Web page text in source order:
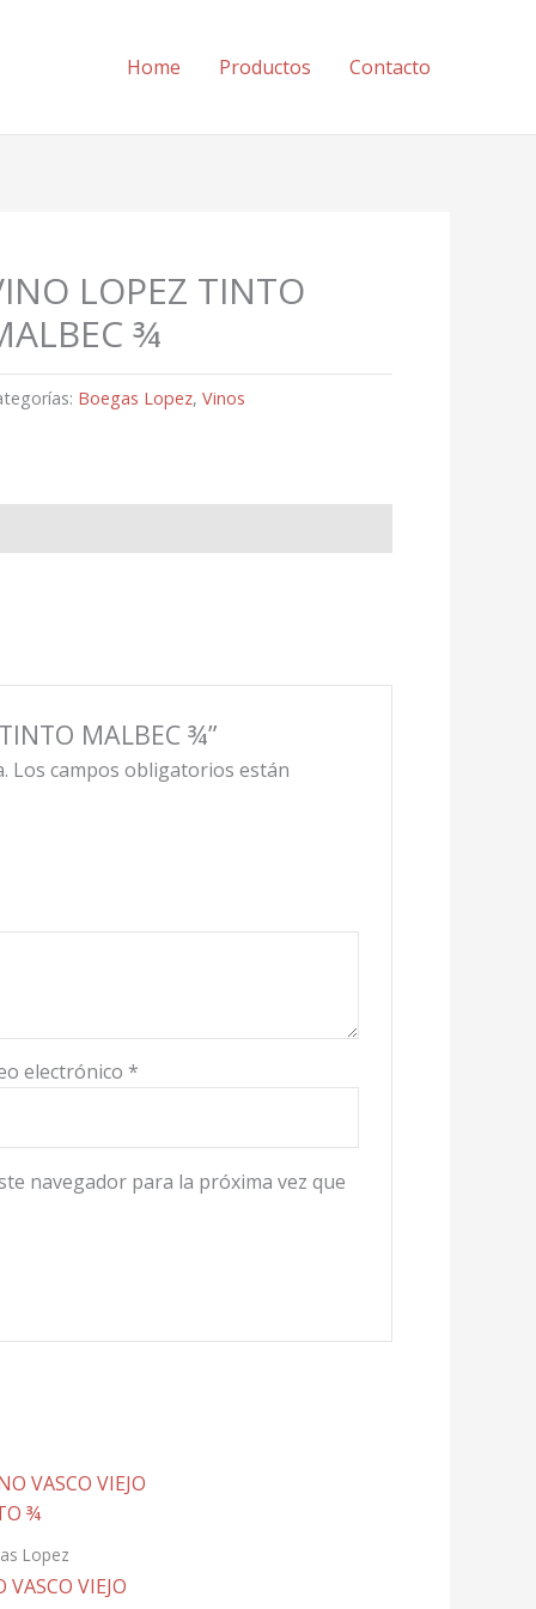
Home Productos Contacto
LOPEZ TINTO
¾
Boegas Lopez, Vinos
MALBEC ¾”
Los campos obligatorios están
electrónico *
navegador para la próxima vez que
Lopez
VASCO VIEJO